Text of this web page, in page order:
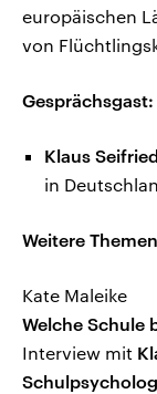
europäischen
von
Gesprächsgast:
Klaus
in
Weitere
Kate Maleike
Welche Schule
Interview mit